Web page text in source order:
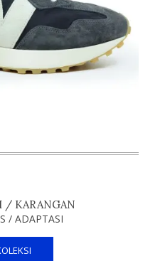
/ KARANGAN
/ ADAPTASI